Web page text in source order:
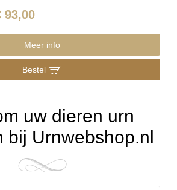
93,00
Meer info
Bestel
uw dieren urn
bij Urnwebshop.nl